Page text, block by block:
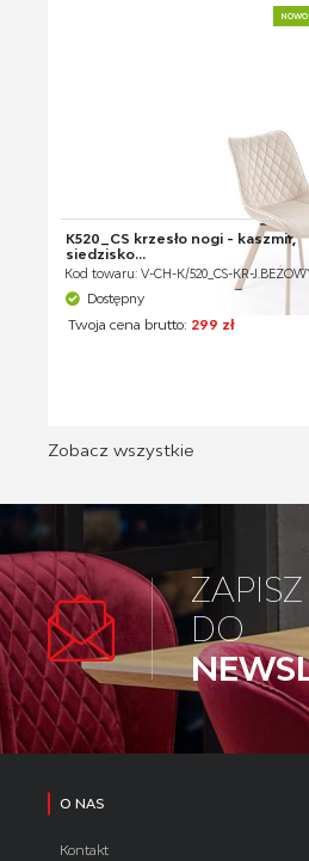
K520_CS krzesło nogi - kaszmir,
siedzisko...
Kod towaru: V-CH-K/520_CS-KR-
Dostępny
Twoja cena brutto: 299 zł
Zobacz wszystkie
ZAPISZ
DO
O NAS
Kontakt